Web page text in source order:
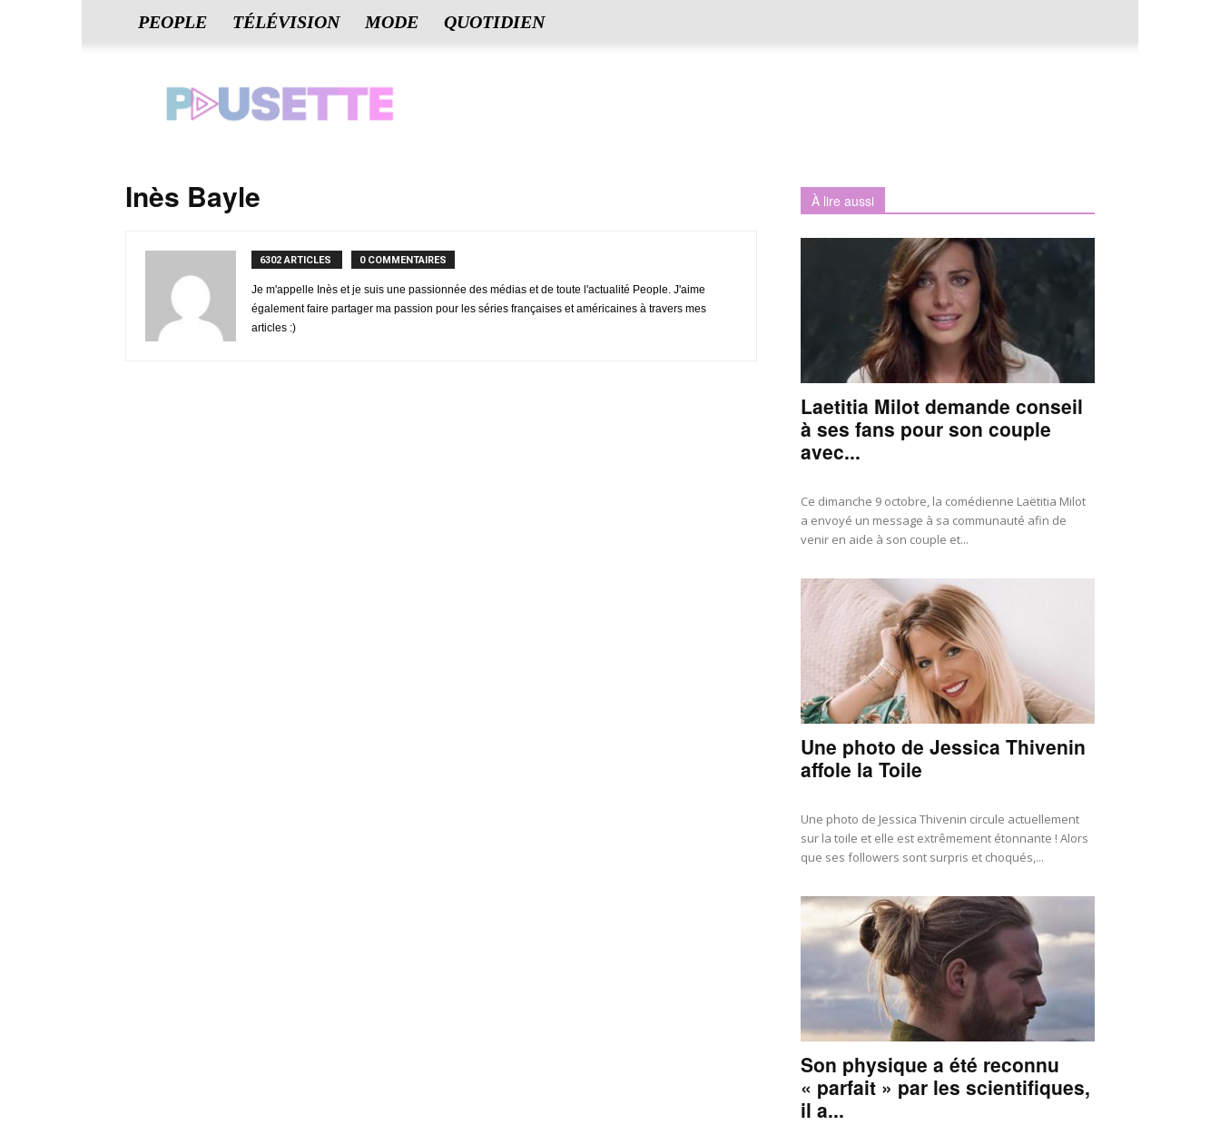
PEOPLE TÉLÉVISION MODE QUOTIDIEN
Inès Bayle
6302 ARTICLES 0 COMMENTAIRES
Je m'appelle Inès et je suis une passionnée des médias et de toute l'actualité People. J'aime
également faire partager ma passion pour les séries françaises et américaines à travers mes
articles :)
À lire aussi
Laetitia Milot demande conseil
à ses fans pour son couple
avec...
Ce dimanche 9 octobre, la comédienne Laëtitia Milot
a envoyé un message à sa communauté afin de
venir en aide à son couple et...
Une photo de Jessica Thivenin
affole la Toile
Une photo de Jessica Thivenin circule actuellement
sur la toile et elle est extrêmement étonnante ! Alors
que ses followers sont surpris et choqués,...
Son physique a été reconnu
« parfait » par les scientifiques,
il a...